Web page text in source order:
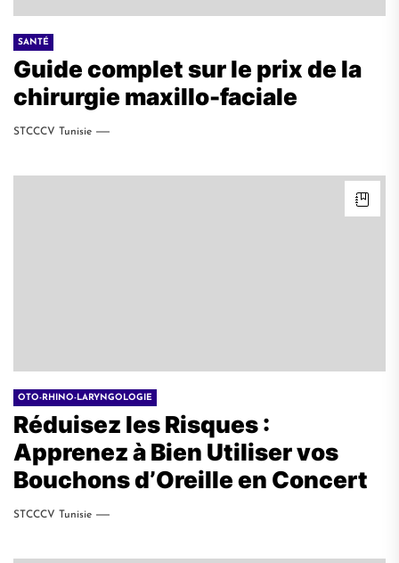
SANTÉ
Guide complet sur le prix de la
chirurgie maxillo-faciale
STCCCV Tunisie
OTO-RHINO-LARYNGOLOGIE
Réduisez les Risques :
Apprenez à Bien Utiliser vos
Bouchons d’Oreille en Concert
STCCCV Tunisie